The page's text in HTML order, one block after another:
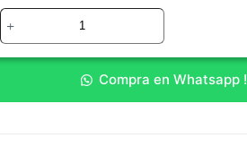
Pantalla
MOTO
EDGE
40
Compra en Whatsapp !